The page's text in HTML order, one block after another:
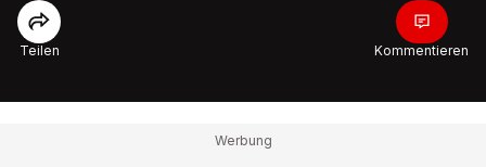
Teilen Kommentieren